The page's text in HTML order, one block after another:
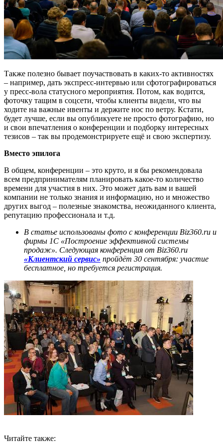
Также полезно бывает поучаствовать в каких-то активностях
– например, дать экспресс-интервью или сфотографироваться
у пресс-вола статусного мероприятия. Потом, как водится,
фоточку тащим в соцсети, чтобы клиенты видели, что вы
ходите на важные ивенты и держите нос по ветру. Кстати,
будет лучше, если вы опубликуете не просто фотографию, но
и свои впечатления о конференции и подборку интересных
тезисов – так вы продемонстрируете ещё и свою экспертизу.
Вместо эпилога
В общем, конференции – это круто, и я бы рекомендовала
всем предпринимателям планировать какое-то количество
времени для участия в них. Это может дать вам и вашей
компании не только знания и информацию, но и множество
других выгод – полезные знакомства, неожиданного клиента,
репутацию профессионала и т.д.
В статье использованы фото с конференции Biz360.ru и
фирмы 1С «Построение эффективной системы
продаж». Следующая конференция от Biz360.ru
«Клиентский сервис» пройдёт 30 сентября: участие
бесплатное, но требуется регистрация.
Читайте также: